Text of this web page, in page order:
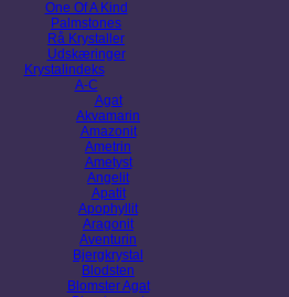
One Of A Kind
Palmstones
Rå Krystaller
Udskæringer
Krystalindeks
A-C
Agat
Akvamarin
Amazonit
Ametrin
Ametyst
Angelit
Apatit
Apophyllit
Aragonit
Aventurin
Bjergkrystal
Blodsten
Blomster Agat